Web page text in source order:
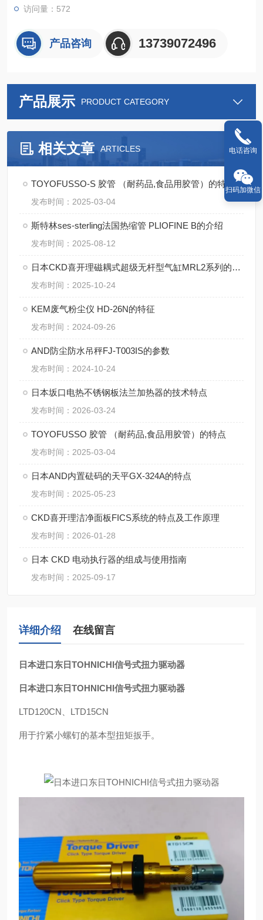
访问量：572
产品咨询 13739072496
产品展示 PRODUCT CATEGORY
相关文章 ARTICLES
TOYOFUSSO-S 胶管 （耐药品,食品用胶管）的特点
发布时间：2025-03-04
斯特林ses-sterling法国热缩管 PLIOFINE B的介绍
发布时间：2025-08-12
日本CKD喜开理磁耦式超级无杆型气缸MRL2系列的使用方法【湖南中村】
发布时间：2025-10-24
KEM废气粉尘仪 HD-26N的特征
发布时间：2024-09-26
AND防尘防水吊秤FJ-T003IS的参数
发布时间：2024-10-24
日本坂口电热不锈钢板法兰加热器的技术特点
发布时间：2026-03-24
TOYOFUSSO 胶管 （耐药品,食品用胶管）的特点
发布时间：2025-03-04
日本AND内置砝码的天平GX-324A的特点
发布时间：2025-05-23
CKD喜开理洁净面板FICS系统的特点及工作原理
发布时间：2026-01-28
日本 CKD 电动执行器的组成与使用指南
发布时间：2025-09-17
详细介绍 在线留言
日本进口东日TOHNICHI信号式扭力驱动器
日本进口东日TOHNICHI信号式扭力驱动器
LTD120CN、LTD15CN
用于拧紧小螺钉的基本型扭矩扳手。
电话咨询
扫码加微信